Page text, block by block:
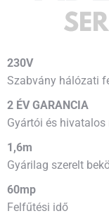
230V
Szabvány hálózati
2 ÉV GARANCIA
Gyártói és
1,6m
Gyárilag szerelt
60mp
Felfűtési idő